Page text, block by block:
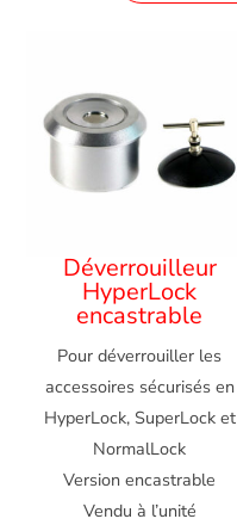
Déverrouilleur
HyperLock
encastrable
Pour déverrouiller les
accessoires sécurisés en
HyperLock, SuperLock et
NormalLock
Version encastrable
Vendu à l’unité